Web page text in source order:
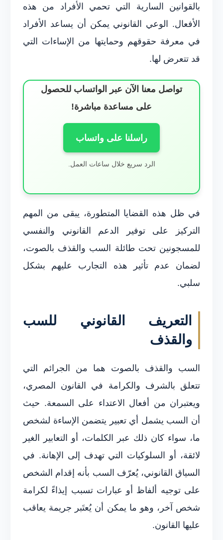
بالقوانين السارية التي تحمي الأفراد من هذه
الأفعال. الوعي القانوني يمكن أن يساعد الأفراد
في معرفة حقوقهم وحمايتها من الإساءات التي
قد تتعرض لها.
تواصل معنا الآن عبر الواتساب للحصول
على مساعدة مباشرة!
راسلنا على واتساب
الرد سريع خلال ساعات العمل.
في ظل هذه القضايا المتطورة، يبقى من المهم
التركيز على توفير الدعم القانوني والنفسي
للمسجونين تحت طائلة السب والقذف بالصوت،
لضمان عدم تأثير هذه التجارب عليهم بشكل
سلبي.
التعريف القانوني للسب
والقذف
السب والقذف بالصوت هما من الجرائم التي
تتعلق بالشرف والكرامة في القانون المصري،
ويعتبران من أفعال الاعتداء على السمعة. حيث
أن السب يشمل أي تعبير يتضمن الإساءة لشخص
ما، سواء كان ذلك عبر الكلمات، أو التعابير الغير
لائقة، أو السلوكيات التي تهدف إلى الإهانة. في
السياق القانوني، يُعرّف السب بأنه إقدام الشخص
على توجيه ألفاظ أو عبارات تسبب إيذاءً لكرامة
شخص آخر، وهو ما يمكن أن يُعتَبر جريمة يعاقب
عليها القانون.